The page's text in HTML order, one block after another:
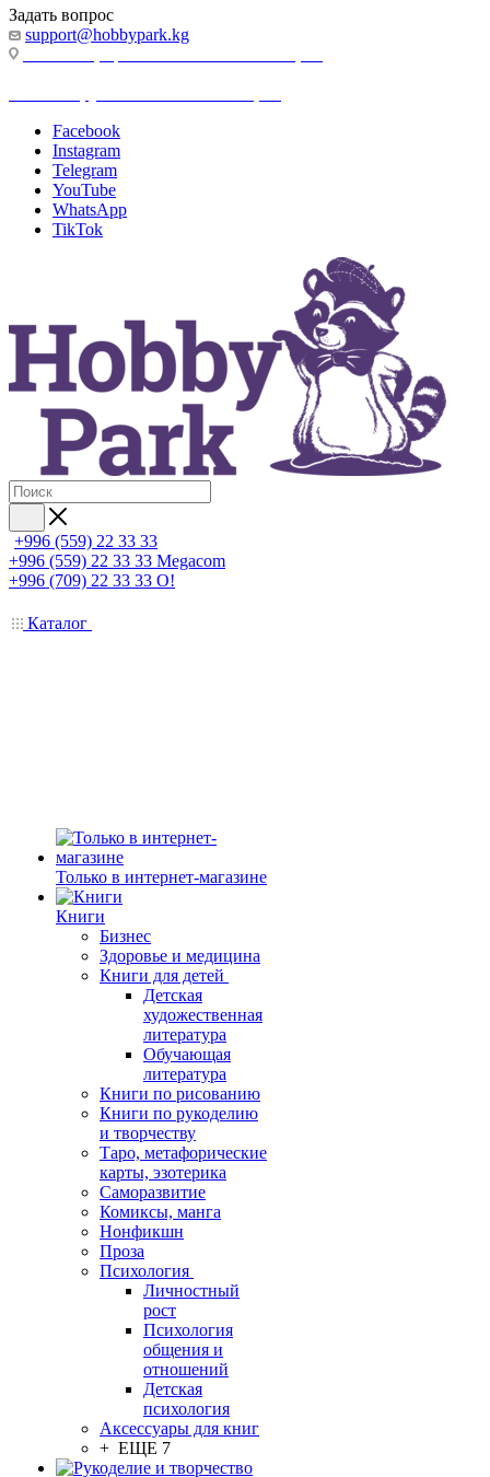
Задать вопрос
support@hobbypark.kg
Facebook
Instagram
Telegram
YouTube
WhatsApp
TikTok
+996 (559) 22 33 33
+996 (559) 22 33 33 Megacom
+996 (709) 22 33 33 O!
Каталог
Только в интернет-магазине
Книги
Бизнес
Здоровье и медицина
Книги для детей
Детская
художественная
литература
Обучающая
литература
Книги по рисованию
Книги по рукоделию
и творчеству
Таро, метафорические
карты, эзотерика
Саморазвитие
Комиксы, манга
Нонфикшн
Проза
Психология
Личностный
рост
Психология
общения и
отношений
Детская
психология
Аксессуары для книг
+ ЕЩЕ 7